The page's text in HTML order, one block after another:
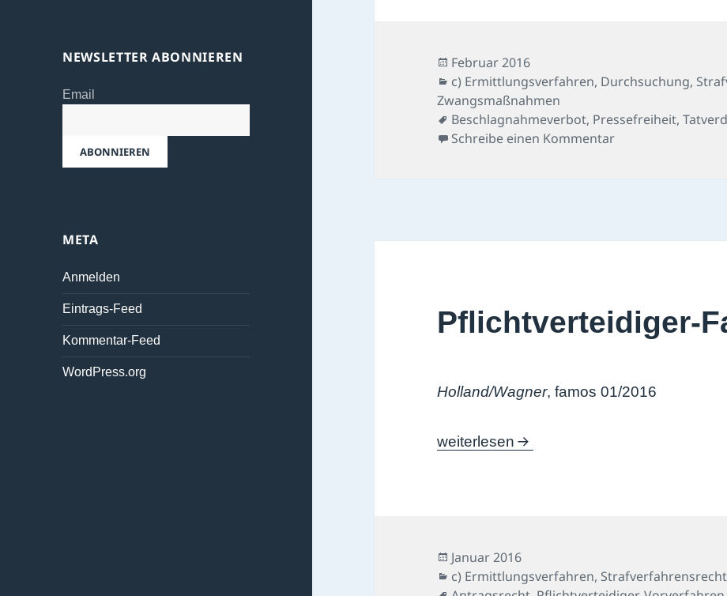
NEWSLETTER ABONNIEREN
Email
META
Anmelden
Eintrags-Feed
Kommentar-Feed
WordPress.org
Veröffentlicht
am
Februar 2016
Kategorien
c) Ermittlungsverfahren, Durchsuchung,
Zwangsmaßnahmen
Schlagwörter
Beschlagnahmeverbot, Pressefreiheit,
Schreibe einen Kommentarzu Berliner
Pflichtverteidiger-
Holland/Wagner, famos 01/2016
Pflichtverteidiger-Fall
weiterlesen
Veröffentlicht
am
Januar 2016
Kategorien
c) Ermittlungsverfahren, Strafverfahrensrecht